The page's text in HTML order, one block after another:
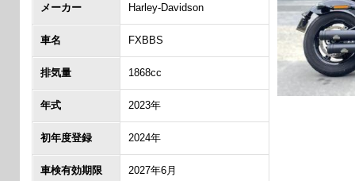
メーカー Harley-Davidson
車名 FXBBS
排気量 1868cc
年式 2023年
初年度登録 2024年
車検有効期限 2027年6月